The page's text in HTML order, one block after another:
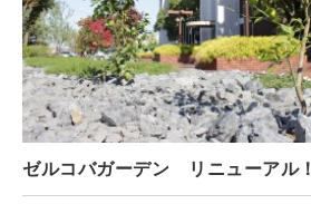
ゼルコバガーデン リニューアル！